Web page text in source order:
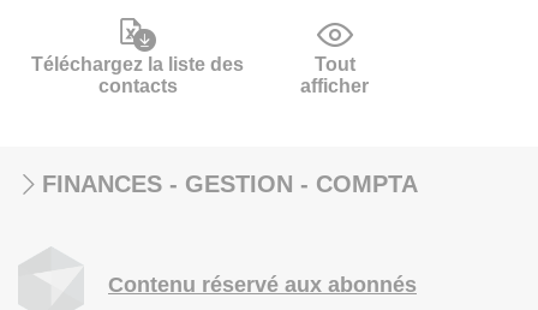
Téléchargez la liste des
contacts
Tout
afficher
FINANCES - GESTION - COMPTA
Contenu réservé aux abonnés